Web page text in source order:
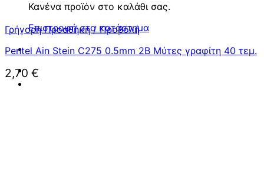
Κανένα προϊόν στο καλάθι σας.
Επιστροφή στο κατάστημα
Γρήγορη Προσθήκη / Προβολή
Pentel Ain Stein C275 0.5mm 2B Μύτες γραφίτη 40 τεμ.
2,70 €